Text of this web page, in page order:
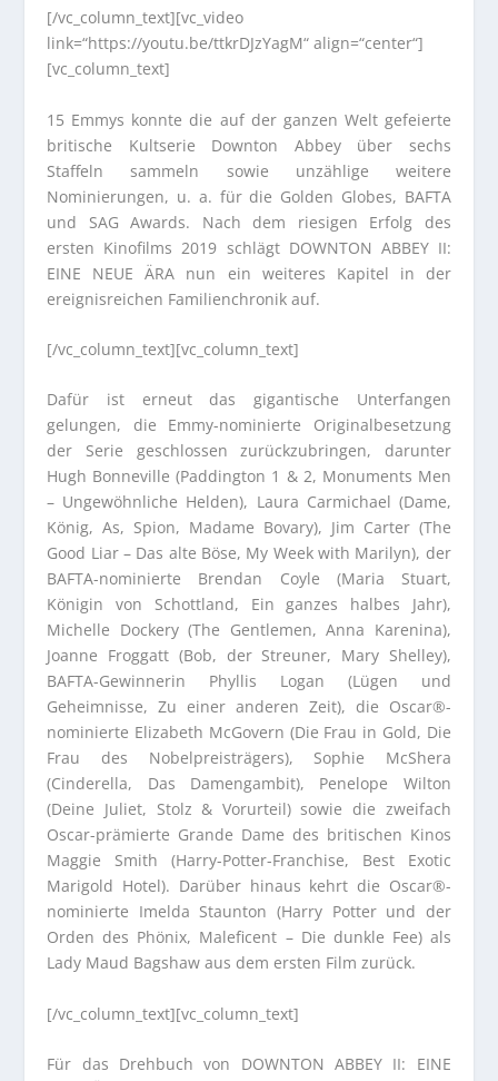
[/vc_column_text][vc_video
link=“https://youtu.be/ttkrDJzYagM“ align=“center“]
[vc_column_text]
15 Emmys konnte die auf der ganzen Welt gefeierte
britische Kultserie Downton Abbey über sechs
Staffeln sammeln sowie unzählige weitere
Nominierungen, u. a. für die Golden Globes, BAFTA
und SAG Awards. Nach dem riesigen Erfolg des
ersten Kinofilms 2019 schlägt DOWNTON ABBEY II:
EINE NEUE ÄRA nun ein weiteres Kapitel in der
ereignisreichen Familienchronik auf.
[/vc_column_text][vc_column_text]
Dafür ist erneut das gigantische Unterfangen
gelungen, die Emmy-nominierte Originalbesetzung
der Serie geschlossen zurückzubringen, darunter
Hugh Bonneville (Paddington 1 & 2, Monuments Men
– Ungewöhnliche Helden), Laura Carmichael (Dame,
König, As, Spion, Madame Bovary), Jim Carter (The
Good Liar – Das alte Böse, My Week with Marilyn), der
BAFTA-nominierte Brendan Coyle (Maria Stuart,
Königin von Schottland, Ein ganzes halbes Jahr),
Michelle Dockery (The Gentlemen, Anna Karenina),
Joanne Froggatt (Bob, der Streuner, Mary Shelley),
BAFTA-Gewinnerin Phyllis Logan (Lügen und
Geheimnisse, Zu einer anderen Zeit), die Oscar®-
nominierte Elizabeth McGovern (Die Frau in Gold, Die
Frau des Nobelpreisträgers), Sophie McShera
(Cinderella, Das Damengambit), Penelope Wilton
(Deine Juliet, Stolz & Vorurteil) sowie die zweifach
Oscar-prämierte Grande Dame des britischen Kinos
Maggie Smith (Harry-Potter-Franchise, Best Exotic
Marigold Hotel). Darüber hinaus kehrt die Oscar®-
nominierte Imelda Staunton (Harry Potter und der
Orden des Phönix, Maleficent – Die dunkle Fee) als
Lady Maud Bagshaw aus dem ersten Film zurück.
[/vc_column_text][vc_column_text]
Für das Drehbuch von DOWNTON ABBEY II: EINE